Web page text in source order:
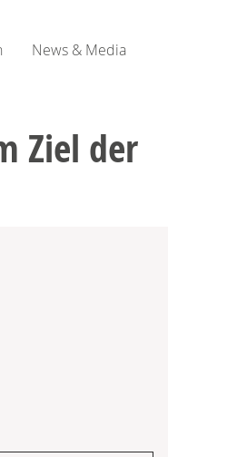
News & Media
Ziel der